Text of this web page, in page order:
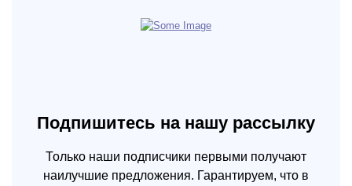
Подпишитесь на нашу рассылку
Только наши подписчики первыми получают
наилучшие предложения. Гарантируем, что в